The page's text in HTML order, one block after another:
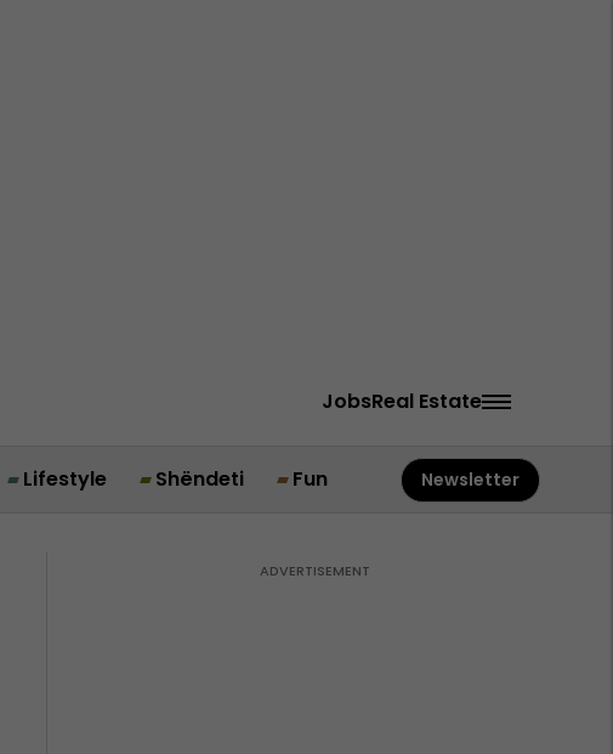
JobsReal Estate
Lifestyle Shëndeti Fun Newsletter